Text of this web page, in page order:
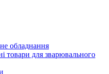
обладнання
товари для зварювального